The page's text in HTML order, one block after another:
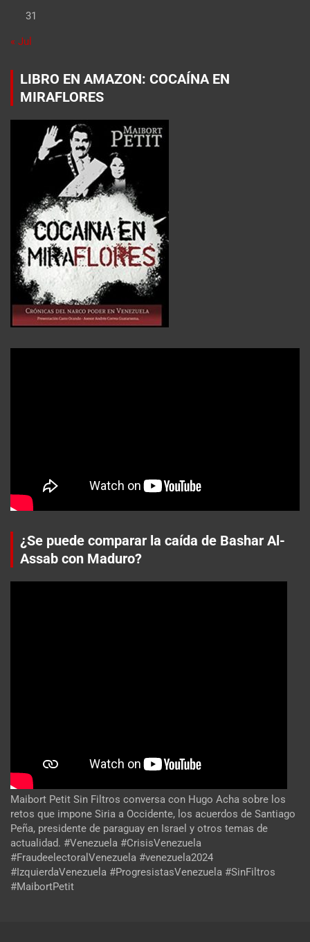
31
« Jul
LIBRO EN AMAZON: COCAÍNA EN
MIRAFLORES
¿Se puede comparar la caída de Bashar Al-
Assab con Maduro?
Maibort Petit Sin Filtros conversa con Hugo Acha sobre los
retos que impone Siria a Occidente, los acuerdos de Santiago
Peña, presidente de paraguay en Israel y otros temas de
actualidad. #Venezuela #CrisisVenezuela
#FraudeelectoralVenezuela #venezuela2024
#IzquierdaVenezuela #ProgresistasVenezuela #SinFiltros
#MaibortPetit